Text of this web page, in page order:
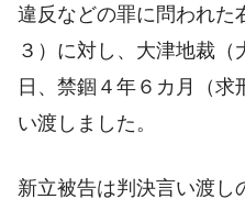
違反などの罪に問われた
３）に対し、大津地裁（
日、禁錮４年６カ月（
い渡しました。
新立被告は判決言い渡し